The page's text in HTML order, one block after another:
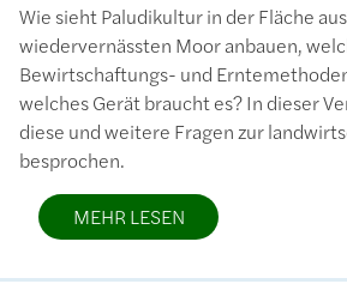
Wie sieht Paludikultur in der Fläche
wiedervernässten Moor anbauen,
Bewirtschaftungs- und
welches Gerät braucht es? In dieser
diese und weitere Fragen zur
besprochen.
MEHR LESEN